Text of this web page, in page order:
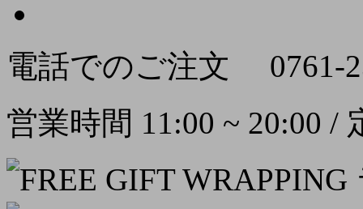
電話でのご注文
0761-
営業時間 11:00 ~ 20:00 /